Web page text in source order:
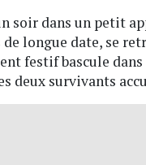
soir dans un petit
longue date, se
festif bascule
deux survivants